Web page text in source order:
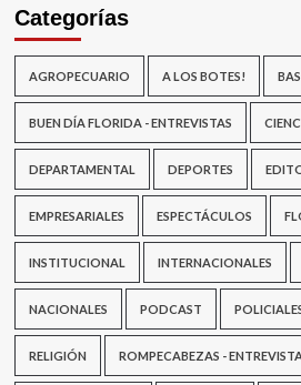
Categorías
AGROPECUARIO A LOS BOTES!
BUEN DÍA FLORIDA - ENTREVISTAS
DEPARTAMENTAL DEPORTES
EMPRESARIALES ESPECTÁCULOS
INSTITUCIONAL INTERNACIONALES
NACIONALES PODCAST
RELIGIÓN ROMPECABEZAS -